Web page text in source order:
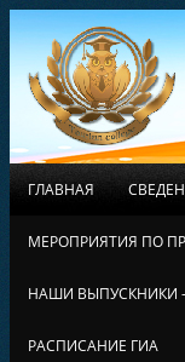
ГЛАВНАЯ
МЕРОПРИЯТИЯ ПО
НАШИ ВЫПУСКНИКИ
РАСПИСАНИЕ ГИА